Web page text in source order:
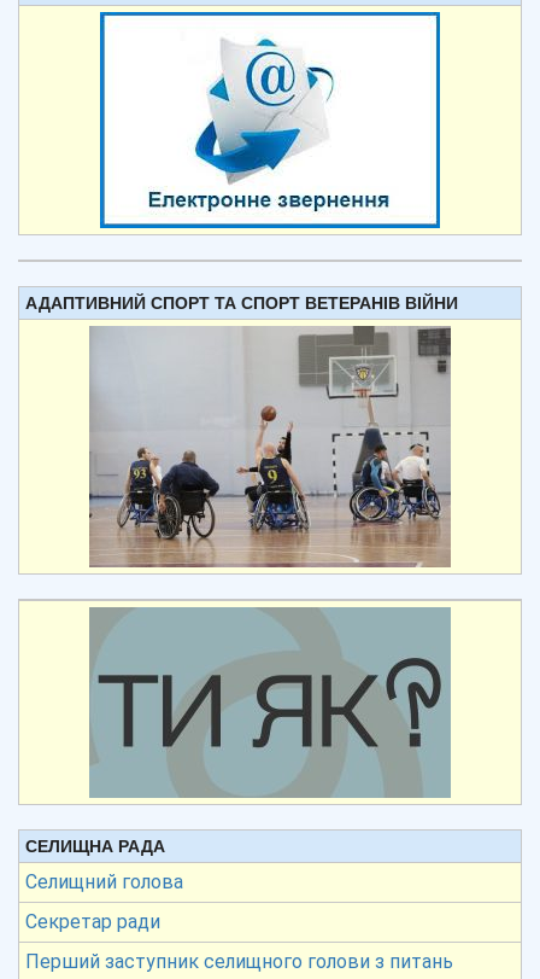
АДАПТИВНИЙ СПОРТ ТА СПОРТ ВЕТЕРАНІВ ВІЙНИ
СЕЛИЩНА РАДА
Селищний голова
Секретар ради
Перший заступник селищного голови з питань